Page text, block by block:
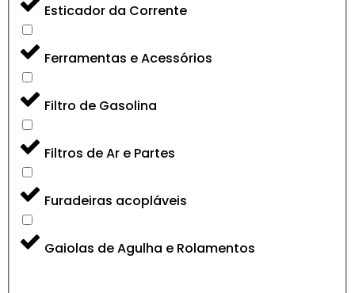
Esticador da Corrente
Ferramentas e Acessórios
Filtro de Gasolina
Filtros de Ar e Partes
Furadeiras acopláveis
Gaiolas de Agulha e Rolamentos